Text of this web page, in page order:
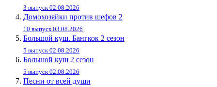
3 выпуск 02.08.2026
Домохозяйки против шефов 2
10 выпуск 03.08.2026
Большой куш. Бангкок 2 сезон
5 выпуск 02.08.2026
Большой куш 2 сезон
5 выпуск 02.08.2026
Песни от всей души